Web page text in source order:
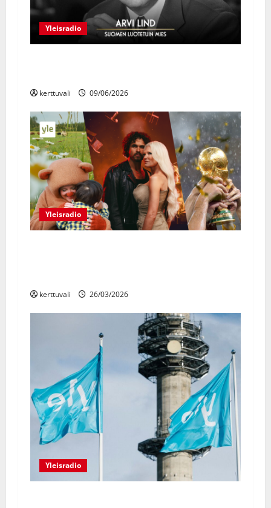
t
i
n
Yleisradio
kerttuvali 09/06/2026
Yleisradio
kerttuvali 26/03/2026
Yleisradio